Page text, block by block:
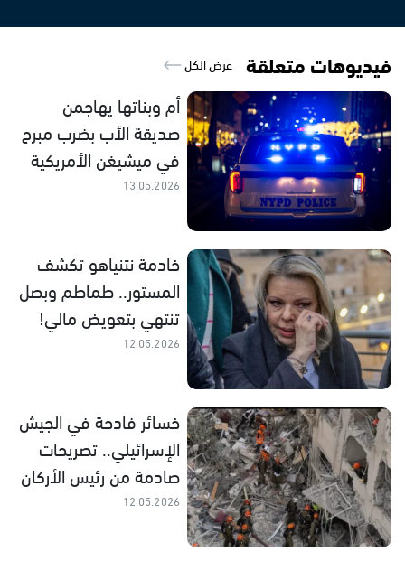
فيديوهات متعلقة عرض الكل
أم وبناتها يهاجمن
صديقة الأب بضرب مبرح
في ميشيغن الأمريكية
13.05.2026
خادمة نتنياهو تكشف
المستور.. طماطم وبصل
تنتهي بتعويض مالي!
12.05.2026
خسائر فادحة في الجيش
الإسرائيلي.. تصريحات
صادمة من رئيس الأركان
12.05.2026